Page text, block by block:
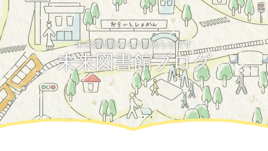
未来図書館からのお知らせです
未来図書館ブログ